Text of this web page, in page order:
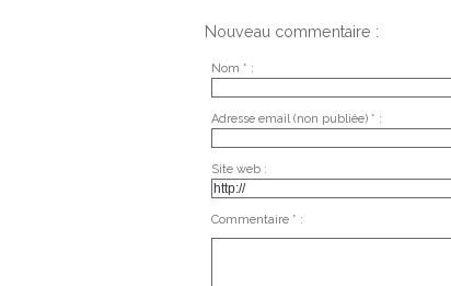
Nouveau commentaire :
Nom * :
Adresse email (non publiée) * :
Site web :
Commentaire * :